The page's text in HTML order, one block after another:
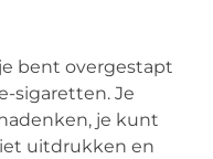
bent overgestapt
sigaretten. Je
je kunt
uitdrukken en